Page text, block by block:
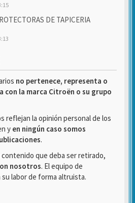
DE TAPICERIA
no pertenece, representa o
con la marca Citroën o su grupo
reflejan la opinión personal de los
y en ningún caso somos
.
contenido que deba ser retirado,
nosotros. El equipo de
labor de forma altruista.